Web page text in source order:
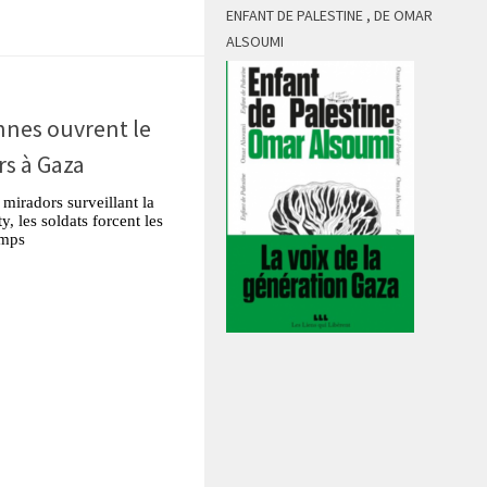
ouvrent le
à Gaza
miradors surveillant la
les soldats forcent les
ENFANT DE PALESTINE , DE OMAR
ALSOUMI